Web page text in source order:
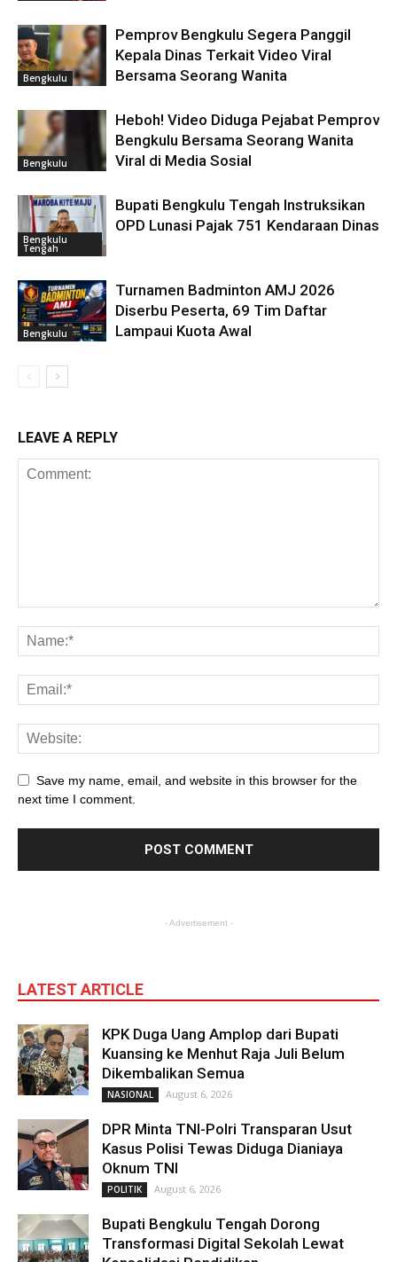
Bengkulu
Pemprov Bengkulu Segera Panggil
Kepala Dinas Terkait Video Viral
Bersama Seorang Wanita
Bengkulu
Heboh! Video Diduga Pejabat Pemprov
Bengkulu Bersama Seorang Wanita
Viral di Media Sosial
Bengkulu
Tengah
Bupati Bengkulu Tengah Instruksikan
OPD Lunasi Pajak 751 Kendaraan Dinas
Bengkulu
Turnamen Badminton AMJ 2026
Diserbu Peserta, 69 Tim Daftar
Lampaui Kuota Awal
LEAVE A REPLY
Save my name, email, and website in this browser for the
next time I comment.
- Advertisement -
LATEST ARTICLE
KPK Duga Uang Amplop dari Bupati
Kuansing ke Menhut Raja Juli Belum
Dikembalikan Semua
NASIONAL August 6, 2026
DPR Minta TNI-Polri Transparan Usut
Kasus Polisi Tewas Diduga Dianiaya
Oknum TNI
POLITIK August 6, 2026
Bupati Bengkulu Tengah Dorong
Transformasi Digital Sekolah Lewat